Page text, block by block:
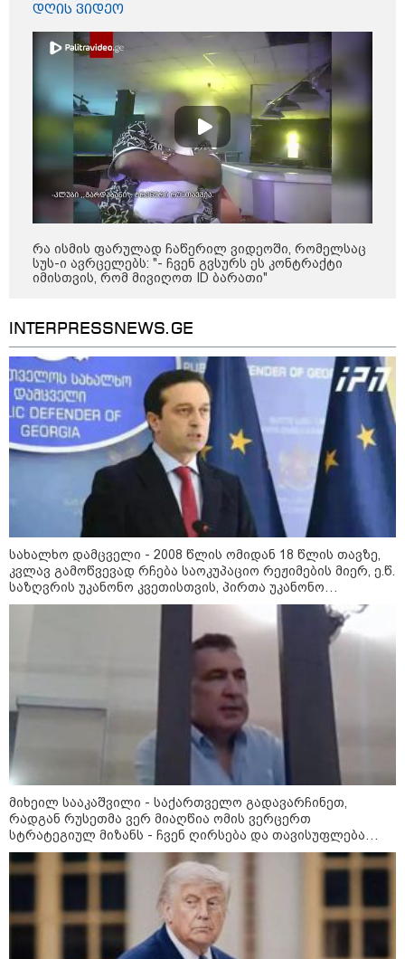
14:14 / 06-08-2026
"მეც ერთ-ერთი მათგანი ვიყავი, ვინც
"საქართველო გადავარჩინეთ,
რადგან რუსეთმა ვერ მიაღწია
ვერცერთ სტრატეგიულ მიზანს" -
რას წერს სააკაშვილი აგვისტოს
ომზე
09:00 / 07-08-2026
18 წელი აგვისტოს ომიდან -
ტრაგიკული მოვლენების
ქრონოლოგია, რომელიც
შესაძლოა, აღარ გვახსოვს
"აბსოლუტურად ყალბი
შინაარსი იქმნება სოციალურ
მედიაში, არარსებული
ადამიანები, საუბრობენ,
თითქოს საქართველოში
უარყოფითი გარემოა რუსი
ტურისტებისთვის" - პრემიერი
16:14 / 06-08-2026
"დღეს ვიმგზავრეთ
მატარებლით, რომელიც ახალი
სიჩქარით მოძრაობს, მანამდე
ბათუმამდე მგზავრობის დრო
იყო 5,5 საათი და ახლა არის 4
საათამდე შემცირებული" -
ირაკლი კობახიძე
კატეგორიის ყველა სიახლე
დღის ვიდეო
რა ისმის ფარულად ჩაწერილ ვიდეოში, რომელსაც
სუს-ი ავრცელებს: "- ჩვენ გვსურს ეს კონტრაქტი
იმისთვის, რომ მივიღოთ ID ბარათი"
INTERPRESSNEWS.GE
სახალხო დამცველი - 2008 წლის ომიდან 18 წლის თავზე,
კვლავ გამოწვევად რჩება საოკუპაციო რეჟიმების მიერ, ე.წ.
საზღვრის უკანონო კვეთისთვის, პირთა უკანონო
დაკავებების და პატიმრობის პრაქტიკა, ასევე მშობლიურ
ენაზე განათლების ხელმისაწვდომობა
მიხეილ სააკაშვილი - საქართველო გადავარჩინეთ,
რადგან რუსეთმა ვერ მიაღწია ომის ვერცერთ
სტრატეგიულ მიზანს - ჩვენ ღირსება და თავისუფლება
დავიცავით, დაუნდობელ იმპერიას ხელი შევუბრუნეთ,
მსოფლიო დავარწმუნეთ, რომ ღირსი ვიყავით